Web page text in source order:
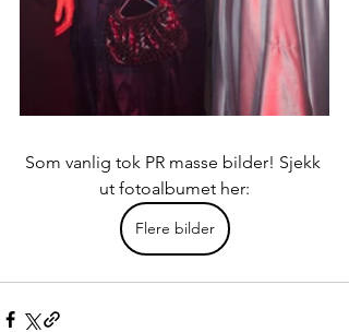
Som vanlig tok PR masse bilder! Sjekk
ut fotoalbumet her:
Flere bilder